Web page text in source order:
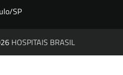
SP
HOSPITAIS BRASIL